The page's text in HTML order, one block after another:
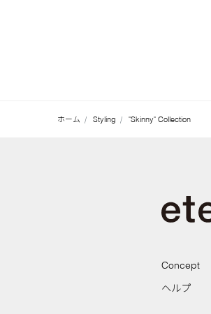
ホーム Styling "Skinny" Collection
Concept
ヘルプ